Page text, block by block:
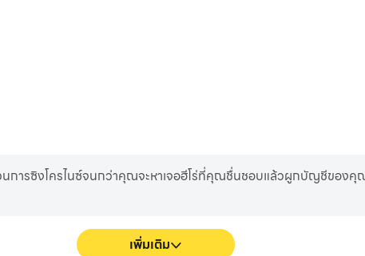
การซิงโครไนซ์จนกว่าคุณจะหาเจอฮีโร่ที่คุณชื่นชอบแล้วผูกบัญชีของคุ
เพิ่มเติม